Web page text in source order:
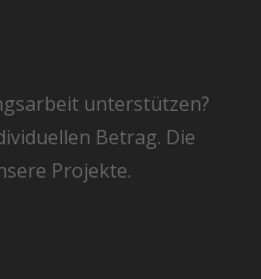
unterstützen?
Betrag. Die
Projekte.